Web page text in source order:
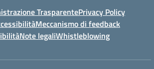
TrasparentePrivacy Policy
Meccanismo di feedback
Note legaliWhistleblowing